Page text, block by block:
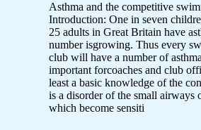
Asthma and the competitive
Introduction: One in seven
25 adults in Great Britain have
number isgrowing. Thus every
club will have a number of
important forcoaches and club
least a basic knowledge of the
is a disorder of the small airways
which become sensiti